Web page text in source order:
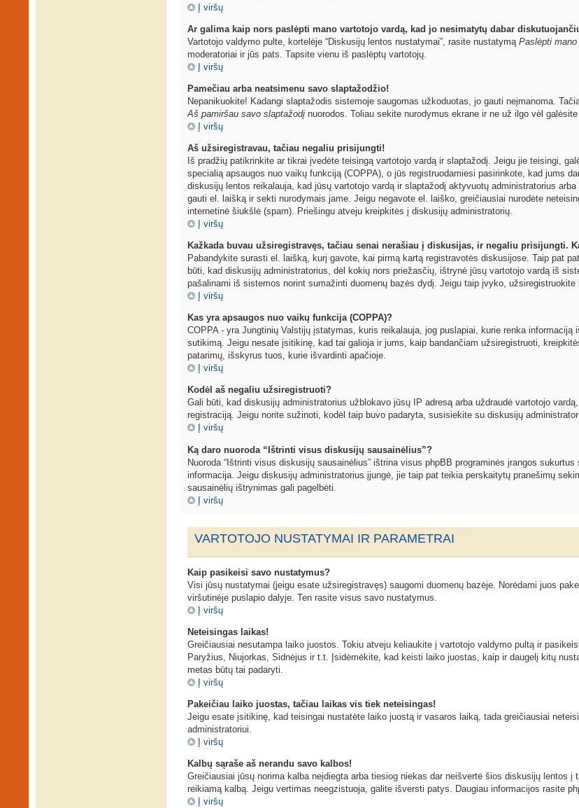
Į viršų
Ar galima kaip nors paslėpti mano vartotojo vardą, kad jo nesimatytų dabar
Vartotojo valdymo pulte, kortelėje “Diskusijų lentos nustatymai”, rasite nustatymą Paslėpti mano
moderatoriai ir jūs pats. Tapsite vienu iš paslėptų vartotojų.
Į viršų
Pamečiau arba neatsimenu savo slaptažodžio!
Nepanikuokite! Kadangi slaptažodis sistemoje saugomas užkoduotas, jo gauti neįmanoma.
Aš pamiršau savo slaptažodį nuorodos. Toliau sekite nurodymus ekrane ir ne už ilgo vėl galėsite
Į viršų
Aš užsiregistravau, tačiau negaliu prisijungti!
Iš pradžių patikrinkite ar tikrai įvedėte teisingą vartotojo vardą ir slaptažodį. Jeigu jie teisingi,
specialią apsaugos nuo vaikų funkciją (COPPA), o jūs registruodamiesi pasirinkote, kad jums
diskusijų lentos reikalauja, kad jūsų vartotojo vardą ir slaptažodį aktyvuotų administratorius
gauti el. laišką ir sekti nurodymais jame. Jeigu negavote el. laiško, greičiausiai nurodėte
internetinė šiukšlė (spam). Priešingu atveju kreipkitės į diskusijų administratorių.
Į viršų
Kažkada buvau užsiregistravęs, tačiau senai nerašiau į diskusijas, ir negaliu prisijungti.
Pabandykite surasti el. laišką, kurį gavote, kai pirmą kartą registravotės diskusijose. Taip pat
būti, kad diskusijų administratorius, dėl kokių nors priežasčių, ištrynė jūsų vartotojo vardą iš
pašalinami iš sistemos norint sumažinti duomenų bazės dydį. Jeigu taip įvyko,
Į viršų
Kas yra apsaugos nuo vaikų funkcija (COPPA)?
COPPA - yra Jungtinių Valstijų įstatymas, kuris reikalauja, jog puslapiai, kurie renka
sutikimą. Jeigu nesate įsitikinę, kad tai galioja ir jums, kaip bandančiam užsiregistruoti,
patarimų, išskyrus tuos, kurie išvardinti apačioje.
Į viršų
Kodėl aš negaliu užsiregistruoti?
Gali būti, kad diskusijų administratorius užblokavo jūsų IP adresą arba uždraudė vartotojo
registraciją. Jeigu norite sužinoti, kodėl taip buvo padaryta, susisiekite su diskusijų
Į viršų
Ką daro nuoroda “Ištrinti visus diskusijų sausainėlius”?
Nuoroda “Ištrinti visus diskusijų sausainėlius” ištrina visus phpBB programinės įrangos
informacija. Jeigu diskusijų administratorius įjungė, jie taip pat teikia perskaitytų pranešimų
sausainėlių ištrynimas gali pagelbėti.
Į viršų
VARTOTOJO NUSTATYMAI IR PARAMETRAI
Kaip pasikeisi savo nustatymus?
Visi jūsų nustatymai (jeigu esate užsiregistravęs) saugomi duomenų bazėje. Norėdami juos
viršutinėje puslapio dalyje. Ten rasite visus savo nustatymus.
Į viršų
Neteisingas laikas!
Greičiausiai nesutampa laiko juostos. Tokiu atveju keliaukite į vartotojo valdymo pultą ir
Paryžius, Niujorkas, Sidnėjus ir t.t. Įsidėmėkite, kad keisti laiko juostas, kaip ir daugelį kitų
metas būtų tai padaryti.
Į viršų
Pakeičiau laiko juostas, tačiau laikas vis tiek neteisingas!
Jeigu esate įsitikinę, kad teisingai nustatėte laiko juostą ir vasaros laiką, tada greičiausiai
administratoriui.
Į viršų
Kalbų sąraše aš nerandu savo kalbos!
Greičiausiai jūsų norima kalba neįdiegta arba tiesiog niekas dar neišvertė šios diskusijų lentos
reikiamą kalbą. Jeigu vertimas neegzistuoja, galite išversti patys. Daugiau informacijos rasite
Į viršų